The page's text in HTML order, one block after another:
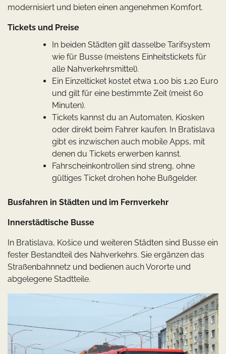
modernisiert und bieten einen angenehmen Komfort.
Tickets und Preise
In beiden Städten gilt dasselbe Tarifsystem
wie für Busse (meistens Einheitstickets für
alle Nahverkehrsmittel).
Ein Einzelticket kostet etwa 1,00 bis 1,20 Euro
und gilt für eine bestimmte Zeit (meist 60
Minuten).
Tickets kannst du an Automaten, Kiosken
oder direkt beim Fahrer kaufen. In Bratislava
gibt es inzwischen auch mobile Apps, mit
denen du Tickets erwerben kannst.
Fahrscheinkontrollen sind streng, ohne
gültiges Ticket drohen hohe Bußgelder.
Busfahren in Städten und im Fernverkehr
Innerstädtische Busse
In Bratislava, Košice und weiteren Städten sind Busse ein
fester Bestandteil des Nahverkehrs. Sie ergänzen das
Straßenbahnnetz und bedienen auch Vororte und
abgelegene Stadtteile.